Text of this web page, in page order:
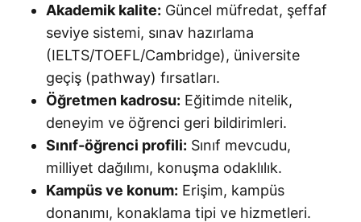
Akademik kalite: Güncel müfredat, şeffaf
seviye sistemi, sınav hazırlama
(IELTS/TOEFL/Cambridge), üniversite
geçiş (pathway) fırsatları.
Öğretmen kadrosu: Eğitimde nitelik,
deneyim ve öğrenci geri bildirimleri.
Sınıf-öğrenci profili: Sınıf mevcudu,
milliyet dağılımı, konuşma odaklılık.
Kampüs ve konum: Erişim, kampüs
donanımı, konaklama tipi ve hizmetleri.